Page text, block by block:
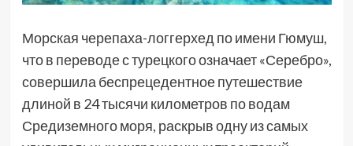
Морская черепаха-логгерхед по имени Гюмуш,
что в переводе с турецкого означает «Серебро»,
совершила беспрецедентное путешествие
длиной в 24 тысячи километров по водам
Средиземного моря, раскрыв одну из самых